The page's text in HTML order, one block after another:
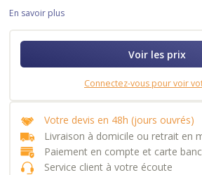
En savoir plus
Voir les prix
Connectez-vous pour voir
Votre devis en 48h (jours ouvrés)
Livraison à domicile ou retrait en
Paiement en compte et carte
Service client à votre écoute